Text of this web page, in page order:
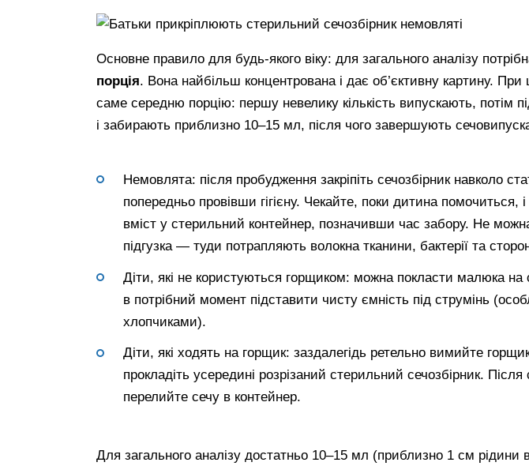
Основне правило для будь-якого віку: для загального аналізу
порція. Вона найбільш концентрована і дає об’єктивну картину.
саме середню порцію: першу невелику кількість випускають, потім
і забирають приблизно 10–15 мл, після чого завершують
Немовлята: після пробудження закріпіть сечозбірник навколо
попередньо провівши гігієну. Чекайте, поки дитина помочиться,
вміст у стерильний контейнер, позначивши час забору. Не
підгузка — туди потрапляють волокна тканини, бактерії та
Діти, які не користуються горщиком: можна покласти малюка на
в потрібний момент підставити чисту ємність під струмінь
хлопчиками).
Діти, які ходять на горщик: заздалегідь ретельно вимийте
прокладіть усередині розрізаний стерильний сечозбірник. Після
перелийте сечу в контейнер.
Для загального аналізу достатньо 10–15 мл (приблизно 1 см рідини